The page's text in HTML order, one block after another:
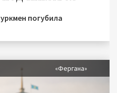
погубила
«Фергана»